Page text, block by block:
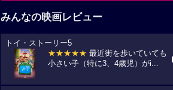
みんなの映画レビュー
トイ・ストーリー5
★★★★★ 最近街を歩いていても
小さい子（特に3、4歳児）がi...